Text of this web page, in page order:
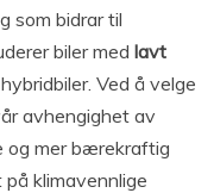
som bidrar til
biler med lavt
Ved å velge
avhengighet av
og mer bærekraftig
klimavennlige